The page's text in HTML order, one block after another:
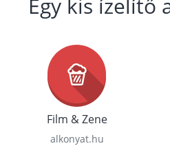
Egy kis ízelítő
Film & Zene
alkonyat.hu